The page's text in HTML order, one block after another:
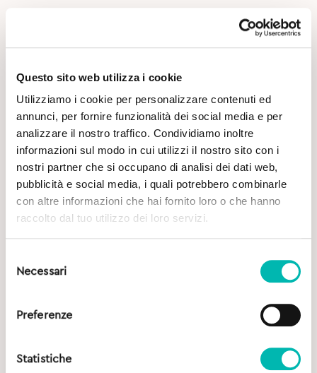
Questo sito web utilizza i cookie
Utilizziamo i cookie per personalizzare contenuti ed
annunci, per fornire funzionalità dei social media e per
analizzare il nostro traffico. Condividiamo inoltre
informazioni sul modo in cui utilizzi il nostro sito con i
nostri partner che si occupano di analisi dei dati web,
pubblicità e social media, i quali potrebbero combinarle
con altre informazioni che hai fornito loro o che hanno
raccolto dal tuo utilizzo dei loro servizi.
delNecessari
Preferenze
Statistiche
Potrebbe Interessarti